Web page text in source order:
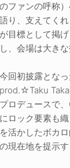
のファンの呼称
語り、支えてく
が目標として掲
し、会場は大き
今回初披露とな
prod.☆Taku
プロデュースで
にロック要素も
を活かしたボカ
の現在地を提示す